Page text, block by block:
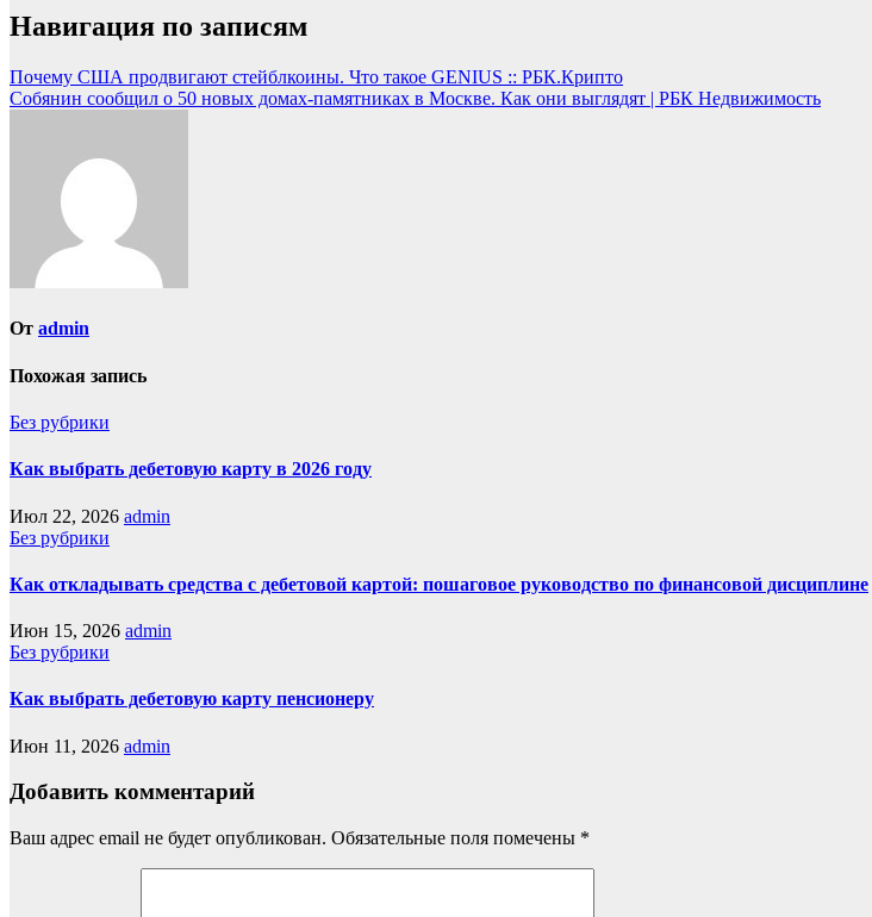
Навигация по записям
Почему США продвигают стейблкоины. Что такое GENIUS :: РБК.Крипто
Собянин сообщил о 50 новых домах-памятниках в Москве. Как они выглядят | РБК Недвижимость
От admin
Похожая запись
Без рубрики
Как выбрать дебетовую карту в 2026 году
Июл 22, 2026 admin
Без рубрики
Как откладывать средства с дебетовой картой: пошаговое руководство по финансовой дисциплине
Июн 15, 2026 admin
Без рубрики
Как выбрать дебетовую карту пенсионеру
Июн 11, 2026 admin
Добавить комментарий
Ваш адрес email не будет опубликован. Обязательные поля помечены *